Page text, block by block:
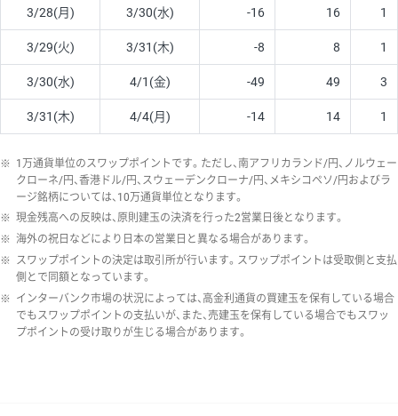
3/28(月) 3/30(水) -16 16 1
3/29(火) 3/31(木) -8 8 1
3/30(水) 4/1(金) -49 49 3
3/31(木) 4/4(月) -14 14 1
※ 1万通貨単位のスワップポイントです。ただし、南アフリカランド/円、ノルウェー
クローネ/円、香港ドル/円、スウェーデンクローナ/円、メキシコペソ/円およびラ
ージ銘柄については、10万通貨単位となります。
※ 現金残高への反映は、原則建玉の決済を行った2営業日後となります。
※ 海外の祝日などにより日本の営業日と異なる場合があります。
※ スワップポイントの決定は取引所が行います。スワップポイントは受取側と支払
側とで同額となっています。
※ インターバンク市場の状況によっては、高金利通貨の買建玉を保有している場合
でもスワップポイントの支払いが、また、売建玉を保有している場合でもスワッ
プポイントの受け取りが生じる場合があります。